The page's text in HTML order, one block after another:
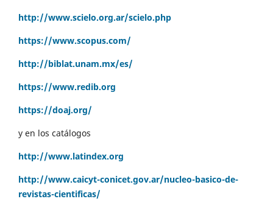
http://www.scielo.org.ar/scielo.php
https://www.scopus.com/
http://biblat.unam.mx/es/
https://www.redib.org
https://doaj.org/
y en los catálogos
http://www.latindex.org
http://www.caicyt-conicet.gov.ar/nucleo-basico-de-
revistas-cientificas/